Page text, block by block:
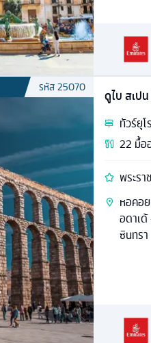
รหัส25070
ดูไบ สเป
ทัวร์ยุโ
22 มื้อ
พระร
หอคอ
อดาเ
ซินทรา